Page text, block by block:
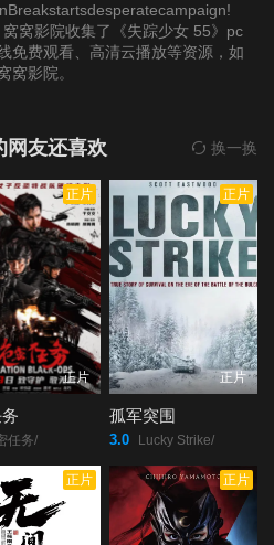
窝窝影院收集了《失踪少女 55》pc
免费观看、高清云播放等资源，如
窝影院。
网友还喜欢 换一换
正片
正片
任务/
正片
正片
孤军突围
3.0 Lucky Strike/
正片 正片